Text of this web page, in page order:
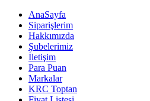
AnaSayfa
Siparişlerim
Hakkımızda
Şubelerimiz
İletişim
Para Puan
Markalar
KRC Toptan